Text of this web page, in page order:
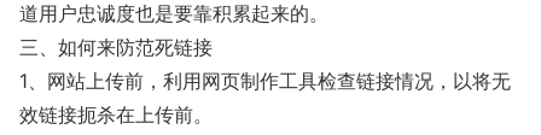
道用户忠诚度也是要靠积累起来的。
三、如何来防范死链接
1、网站上传前，利用网页制作工具检查链接情况，以将无
效链接扼杀在上传前。